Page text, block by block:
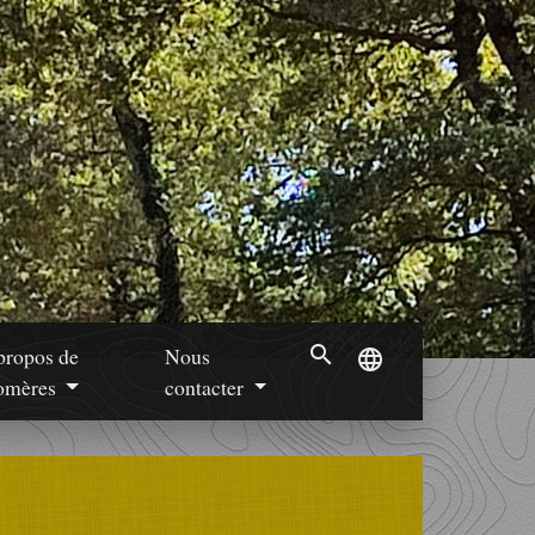
de
Nous
contacter
search language